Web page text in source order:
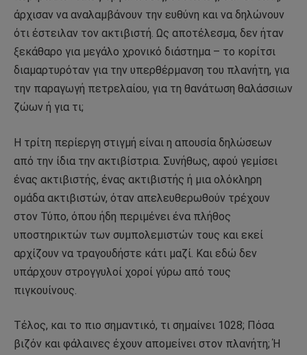
άρχισαν να αναλαμβάνουν την ευθύνη και να δηλώνουν
ότι έστειλαν τον ακτιβιστή. Ως αποτέλεσμα, δεν ήταν
ξεκάθαρο για μεγάλο χρονικό διάστημα – το κορίτσι
διαμαρτυρόταν για την υπερθέρμανση του πλανήτη, για
την παραγωγή πετρελαίου, για τη θανάτωση θαλάσσιων
ζώων ή για τι;
Η τρίτη περίεργη στιγμή είναι η απουσία δηλώσεων
από την ίδια την ακτιβίστρια. Συνήθως, αφού γεμίσει
ένας ακτιβιστής, ένας ακτιβιστής ή μια ολόκληρη
ομάδα ακτιβιστών, όταν απελευθερωθούν τρέχουν
στον Τύπο, όπου ήδη περιμένει ένα πλήθος
υποστηρικτών των συμπολεμιστών τους και εκεί
αρχίζουν να τραγουδήστε κάτι μαζί. Και εδώ δεν
υπάρχουν στρογγυλοί χοροί γύρω από τους
πιγκουίνους.
Τέλος, και το πιο σημαντικό, τι σημαίνει 1028; Πόσα
βιζόν και φάλαινες έχουν απομείνει στον πλανήτη; Ή